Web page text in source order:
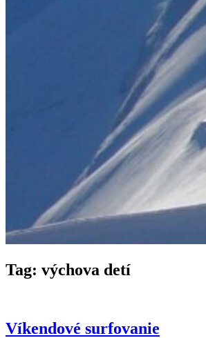
Tag: výchova detí
Víkendové surfovanie